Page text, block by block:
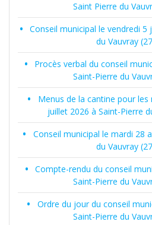
Saint Pierre du
Conseil municipal le vendredi 5
du Vauvray
Procès verbal du conseil
Saint-Pierre du
Menus de la cantine pour les
juillet 2026 à Saint-Pierre
Conseil municipal le mardi 28
du Vauvray
Compte-rendu du conseil
Saint-Pierre du
Ordre du jour du conseil
Saint-Pierre du